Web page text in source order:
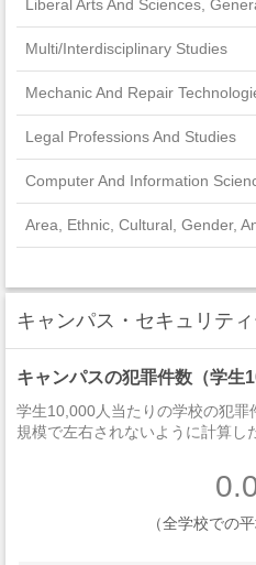
Liberal Arts And Sciences,
Multi/Interdisciplinary Studies
Mechanic And Repair
Legal Professions And Studies
Computer And Information
Area, Ethnic, Cultural, Gender,
Homeland Security, Law
Protective Services
Engineering Technologies And
Social Sciences
キャンパス・セキュリテ
キャンパスの犯罪件数（学生
学生10,000人当たりの学校の犯
規模で左右されないように計算し
（全学校での